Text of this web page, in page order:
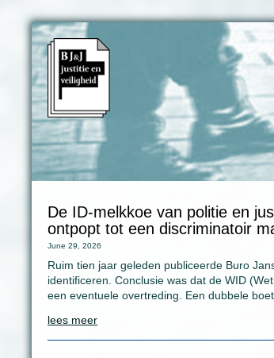
De ID-melkkoe van politie en
ontpopt tot een discriminatoir
June 29, 2026
Ruim tien jaar geleden publiceerde Buro
identificeren. Conclusie was dat de WID
een eventuele overtreding. Een dubbele
lees meer